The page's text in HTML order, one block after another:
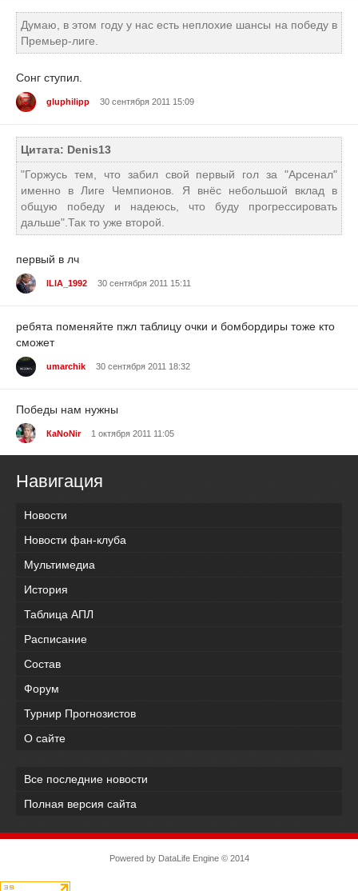
Думаю, в этом году у нас есть неплохие шансы на победу в
Премьер-лиге.
Сонг ступил.
gluphilipp 30 сентября 2011 15:09
Цитата: Denis13
"Горжусь тем, что забил свой первый гол за "Арсенал"
именно в Лиге Чемпионов. Я внёс небольшой вклад в
общую победу и надеюсь, что буду прогрессировать
дальше".Так то уже второй.
первый в лч
ILIA_1992 30 сентября 2011 15:11
ребята поменяйте пжл таблицу очки и бомбордиры тоже кто
сможет
umarchik 30 сентября 2011 18:32
Победы нам нужны
КаNoNir 1 октября 2011 11:05
Навигация
Новости
Новости фан-клуба
Мультимедиа
История
Таблица АПЛ
Расписание
Состав
Форум
Турнир Прогнозистов
О сайте
Все последние новости
Полная версия сайта
Powered by DataLife Engine© 2014